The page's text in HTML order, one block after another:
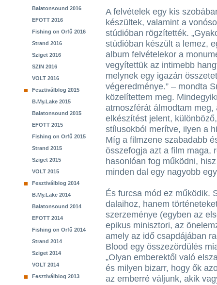
Balatonsound 2016
EFOTT 2016
Fishing on Orfű 2016
Strand 2016
Sziget 2016
SZIN 2016
VOLT 2016
Fesztiválblog 2015
B.My.Lake 2015
Balatonsound 2015
EFOTT 2015
Fishing on Orfű 2015
Strand 2015
Sziget 2015
VOLT 2015
Fesztiválblog 2014
B.My.Lake 2014
Balatonsound 2014
EFOTT 2014
Fishing on Orfű 2014
Strand 2014
Sziget 2014
VOLT 2014
Fesztiválblog 2013
A felvételek egy kis
készültek, valamint a
stúdióban rögzítették.
stúdióban készült a lemez,
album felvételekor a
vegyítettük az intimebb
melynek egy igazán
végeredménye.” – mondta
közelítettem meg.
atmoszférát álmodtam
elkészítést jelent,
stílusokból merítve, ilyen a
Míg a filmzene szabadabb
összefogja azt a film maga,
hasonlóan fog működni,
minden dal egy nagyobb
És furcsa mód ez működik.
dalaihoz, hanem
szerzeménye (egyben az
epikus minisztori, az
amely az idő csapdájában
Blood egy összezördülés
„Olyan emberektől való
és milyen bizarr, hogy ők
az emberré váljunk, akik